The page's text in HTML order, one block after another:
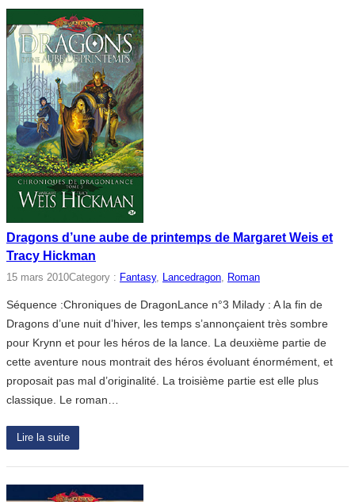
Dragons d’une aube de printemps de Margaret Weis et
Tracy Hickman
15 mars 2010Category : Fantasy, Lancedragon, Roman
Séquence :Chroniques de DragonLance n°3 Milady : A la fin de
Dragons d’une nuit d’hiver, les temps s’annonçaient très sombre
pour Krynn et pour les héros de la lance. La deuxième partie de
cette aventure nous montrait des héros évoluant énormément, et
proposait pas mal d’originalité. La troisième partie est elle plus
classique. Le roman…
Lire la suite